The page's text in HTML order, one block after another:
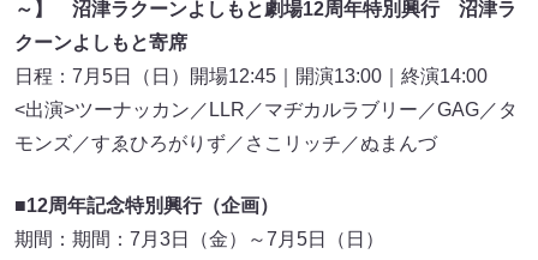
～】 沼津ラクーンよしもと劇場12周年特別興行 沼津ラ
クーンよしもと寄席
日程：7月5日（日）開場12:45｜開演13:00｜終演14:00
<出演>ツーナッカン／LLR／マヂカルラブリー／GAG／タ
モンズ／すゑひろがりず／さこリッチ／ぬまんづ
■12周年記念特別興行（企画）
期間：期間：7月3日（金）～7月5日（日）